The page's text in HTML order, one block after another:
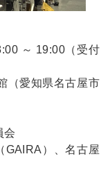
～ 19:00（受付
（愛知県名古屋市
）、名古屋